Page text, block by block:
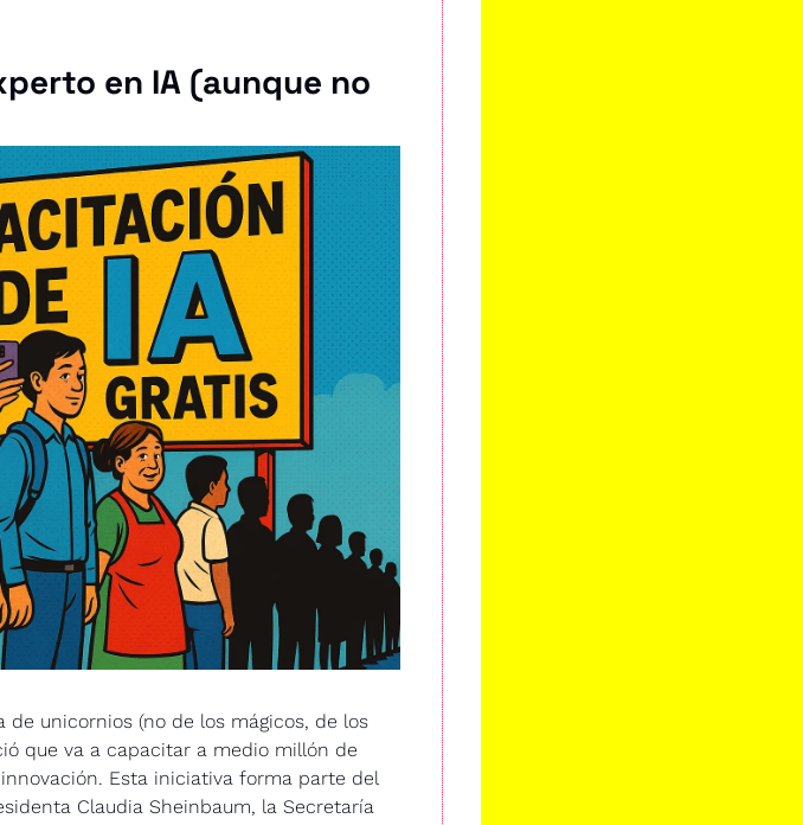
en IA (aunque no
unicornios (no de los mágicos, de los
que va a capacitar a medio millón de
Esta iniciativa forma parte del
Claudia Sheinbaum, la Secretaría